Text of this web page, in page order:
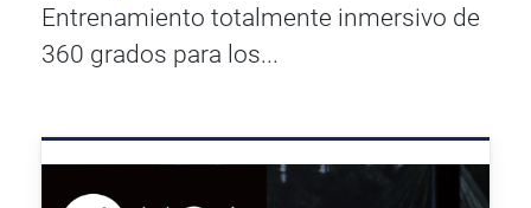
Entrenamiento totalmente inmersivo de
360 grados para los...